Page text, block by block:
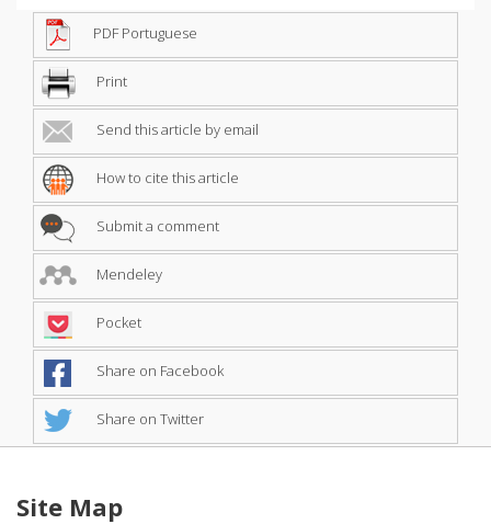
PDF Portuguese
Print
Send this article by email
How to cite this article
Submit a comment
Mendeley
Pocket
Share on Facebook
Share on Twitter
Site Map